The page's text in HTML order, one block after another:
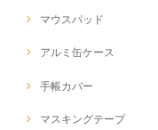
マウスパッド
アルミ缶ケース
手帳カバー
マスキングテープ